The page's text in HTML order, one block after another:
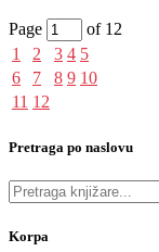
Page
of 12
1
2 3 4 5
6
7 8 9 10
11 12
Pretraga po naslovu
Korpa